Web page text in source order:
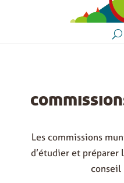
Les commissions
d’étudier et préparer
conseil